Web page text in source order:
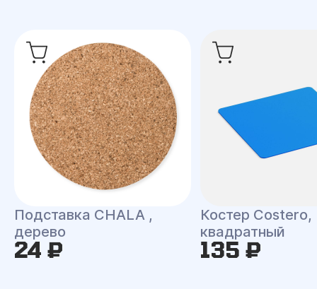
Подставка CHALA ,
дерево
24 ₽
Костер Costero,
квадратный
135 ₽